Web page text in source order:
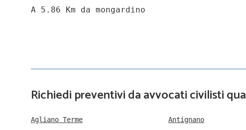
A 5.86 Km da mongardino
Richiedi preventivi da avvocati civilisti
Agliano Terme Antignano